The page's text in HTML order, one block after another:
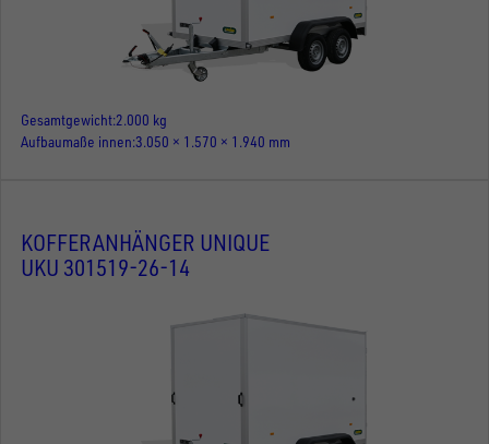
Gesamtgewicht 2.000 kg
Aufbaumaße innen 3.050 × 1.570 × 1.940 mm
KOFFERANHÄNGER UNIQUE
UKU 301519-26-14